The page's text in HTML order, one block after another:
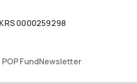
KRS0000259298
POP FundNewsletter